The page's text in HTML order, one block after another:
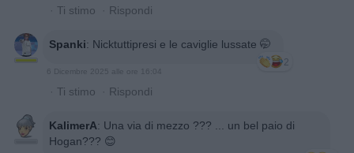
· Ti stimo · Rispondi
Spanki: Nicktuttipresi e le caviglie lussate 🤭
2
· Ti stimo · Rispondi
KalimerA: Una via di mezzo ??? ... un bel paio di
Hogan??? 😊